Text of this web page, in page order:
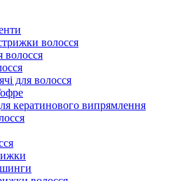
волосся
волосся
для волосся
кератинового випрямлення